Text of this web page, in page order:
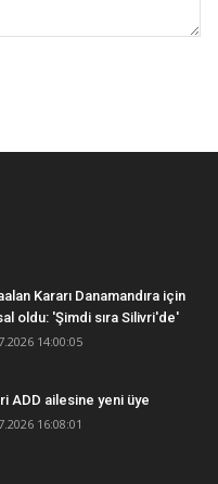
Kararı Danamandıra için
oldu: 'Şimdi sıra Silivri'de'
14:00:05
ADD ailesine yeni üye
16:08:01